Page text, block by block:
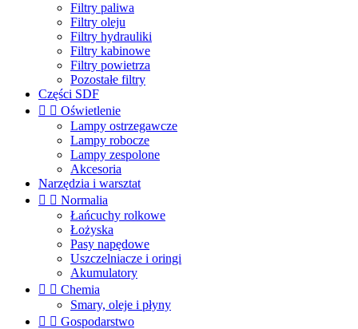
Filtry paliwa
Filtry oleju
Filtry hydrauliki
Filtry kabinowe
Filtry powietrza
Pozostałe filtry
Części SDF
  Oświetlenie
Lampy ostrzegawcze
Lampy robocze
Lampy zespolone
Akcesoria
Narzędzia i warsztat
  Normalia
Łańcuchy rolkowe
Łożyska
Pasy napędowe
Uszczelniacze i oringi
Akumulatory
  Chemia
Smary, oleje i płyny
  Gospodarstwo